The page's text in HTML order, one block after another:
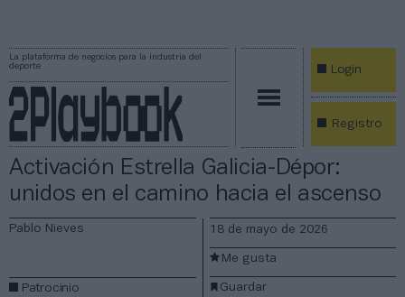
La plataforma de negocios para la industria del
deporte
Login
Registro
Activación Estrella Galicia-Dépor:
unidos en el camino hacia el ascenso
Pablo Nieves
Patrocinio
18 de mayo de 2026
Guardar
Me gusta